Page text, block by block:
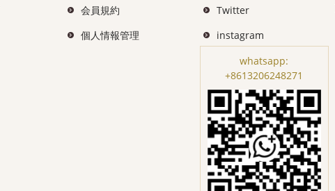
会員規約
個人情報管理
Twitter
instagram
whatsapp:
+8613206248271